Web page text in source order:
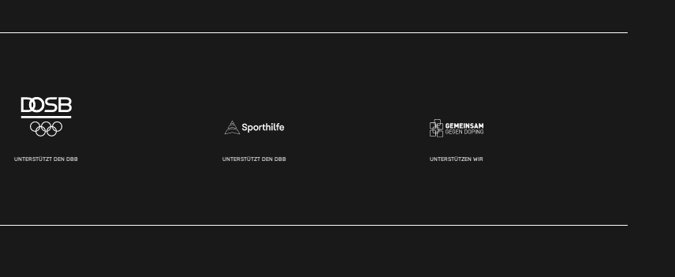
UNTERSTÜTZT DEN DBB UNTERSTÜTZT DEN DBB UNTERSTÜTZEN WIR